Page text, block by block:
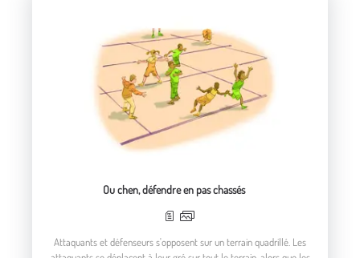
Ou chen, défendre en pas chassés
Attaquants et défenseurs s'opposent sur un terrain quadrillé. Les